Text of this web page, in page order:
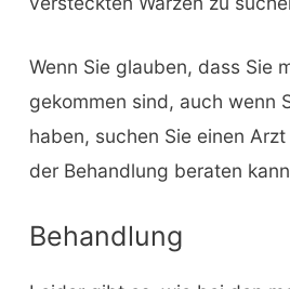
Wenn Sie glauben, dass Sie
gekommen sind, auch wenn
haben, suchen Sie einen
der Behandlung beraten
Behandlung